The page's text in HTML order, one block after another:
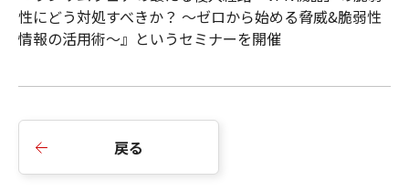
性にどう対処すべきか？ ～ゼロから始める脅威&脆弱性
情報の活用術～』というセミナーを開催
戻る